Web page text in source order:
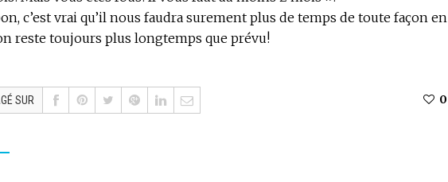
c’est vrai qu’il nous faudra surement plus de temps de toute façon en
reste toujours plus longtemps que prévu!
SUR 0